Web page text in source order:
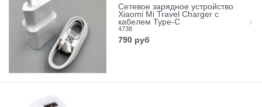
Сетевое зарядное устройство
Xiaomi Mi Travel Charger с
кабелем Type-C
4738
790 руб